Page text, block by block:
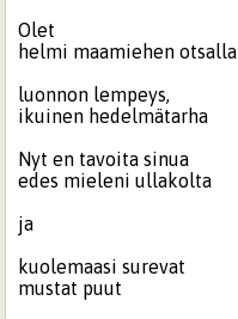
Olet
helmi maamiehen otsalla
luonnon lempeys,
ikuinen hedelmätarha
Nyt en tavoita sinua
edes mieleni ullakolta
ja
kuolemaasi surevat
mustat puut